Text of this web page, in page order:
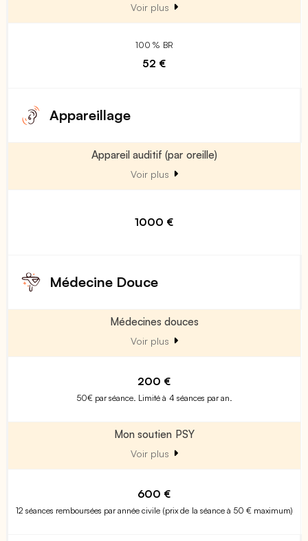
Voir plus
100 % BR
52 €
Appareillage
Appareil auditif (par oreille)
Voir plus
1000 €
Médecine Douce
Médecines douces
Voir plus
200 €
50€ par séance. Limité à 4 séances par an.
Mon soutien PSY
Voir plus
600 €
12 séances remboursées par année civile (prix de la séance à 50 € maximum)